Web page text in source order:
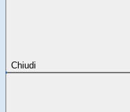
Chiudi